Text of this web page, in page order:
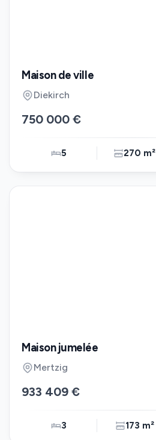
Maison de ville
Diekirch
750 000 €
5 270 m²
Maison jumelée
Mertzig
933 409 €
3 173 m²